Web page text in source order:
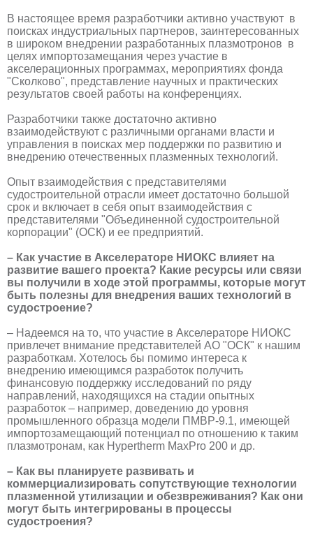
В настоящее время разработчики активно участвуют в
поисках индустриальных партнеров, заинтересованных
в широком внедрении разработанных плазмотронов в
целях импортозамещания через участие в
акселерационных программах, мероприятиях фонда
"Сколково", представление научных и практических
результатов своей работы на конференциях.
Разработчики также достаточно активно
взаимодействуют с различными органами власти и
управления в поисках мер поддержки по развитию и
внедрению отечественных плазменных технологий.
Опыт взаимодействия с представителями
судостроительной отрасли имеет достаточно большой
срок и включает в себя опыт взаимодействия с
представителями "Объединенной судостроительной
корпорации" (ОСК) и ее предприятий.
– Как участие в Акселераторе НИОКС влияет на
развитие вашего проекта? Какие ресурсы или связи
вы получили в ходе этой программы, которые могут
быть полезны для внедрения ваших технологий в
судостроение?
– Надеемся на то, что участие в Акселераторе НИОКС
привлечет внимание представителей АО "ОСК" к нашим
разработкам. Хотелось бы помимо интереса к
внедрению имеющимся разработок получить
финансовую поддержку исследований по ряду
направлений, находящихся на стадии опытных
разработок – например, доведению до уровня
промышленного образца модели ПМВР-9.1, имеющей
импортозамещающий потенциал по отношению к таким
плазмотронам, как Hypertherm MaxPro 200 и др.
– Как вы планируете развивать и
коммерциализировать сопутствующие технологии
плазменной утилизации и обезвреживания? Как они
могут быть интегрированы в процессы
судостроения?